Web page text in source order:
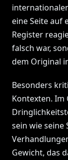
eine Seite auf
Register
falsch war,
dem Original
Besonders
Kontexten. Im
sein wie seine
Gewicht, das